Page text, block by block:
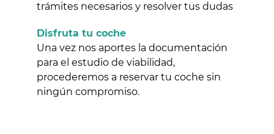
trámites necesarios y resolver tus dudas
Disfruta tu coche
Una vez nos aportes la documentación
para el estudio de viabilidad,
procederemos a reservar tu coche sin
ningún compromiso.